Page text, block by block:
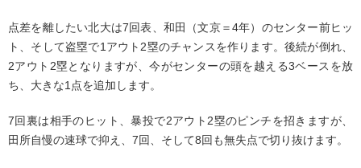
点差を離したい北大は7回表、和田（文京＝4年）のセンター前ヒッ
ト、そして盗塁で1アウト2塁のチャンスを作ります。後続が倒れ、
2アウト2塁となりますが、今がセンターの頭を越える3ベースを放
ち、大きな1点を追加します。
7回裏は相手のヒット、暴投で2アウト2塁のピンチを招きますが、
田所自慢の速球で抑え、7回、そして8回も無失点で切り抜けます。